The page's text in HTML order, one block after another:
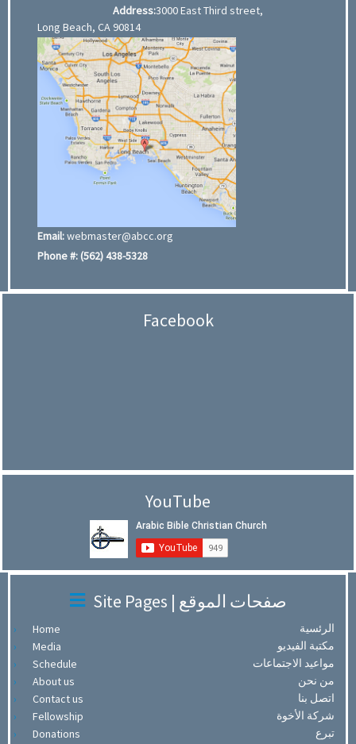
Address:3000 East Third street,
Long Beach, CA 90814
Email:webmaster@abcc.org
Phone #:(562) 438-5328
Facebook
YouTube
Site Pages | صفحات الموقع
Home
الرئسية
Media
مكتبة الفيديو
Schedule
مواعيد الاجتماعات
About us
من نحن
Contact us
اتصل بنا
Fellowship
شركة الأخوة
Donations
تبرع